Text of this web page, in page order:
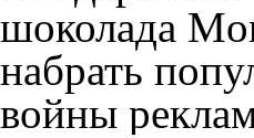
шоколада
набрать
войны